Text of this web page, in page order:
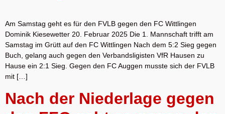
Am Samstag geht es für den FVLB gegen den FC Wittlingen
Dominik Kiesewetter 20. Februar 2025 Die 1. Mannschaft trifft am
Samstag im Grütt auf den FC Wittlingen Nach dem 5:2 Sieg gegen
Buch, gelang auch gegen den Verbandsligisten VfR Hausen zu
Hause ein 2:1 Sieg. Gegen den FC Auggen musste sich der FVLB
mit […]
Nach der Niederlage gegen